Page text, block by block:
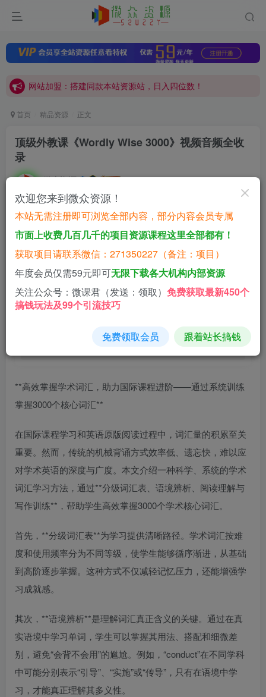
网站加盟：搭建同款本站资源站，日入四位数！
开通会员，无限下载各大机构内部资源，一站式草根创业基地，最新最强网赚教程大全，小投入，大回报！
网站加盟：搭建同款本站资源站，日入四位数！
首页 精品资源 正文
顶级外教课《Wordly Wise 3000》视频音频全收
录
微众资源
顶级核心词汇外教课《wordly wise 3000 (视频+音频) 》
此内容为付费资源，请付费后查看
微分 1.9微分 9.9
黄金会员免费
立即购买
已售 106
**高效掌握学术词汇，助力国际课程进阶——通过系统训练
掌握3000个核心词汇**
在国际课程学习和英语原版阅读过程中，词汇量的积累至关
重要。然而，传统的机械背诵方式效率低、遗忘快，难以应
对学术英语的深度与广度。本文介绍一种科学、系统的学术
词汇学习方法，通过**分级词汇表、语境辨析、阅读理解与
写作训练**，帮助学生高效掌握3000个学术核心词汇。
首先，**分级词汇表**为学习提供清晰路径。学术词汇按难
度和使用频率分为不同等级，使学生能够循序渐进，从基础
到高阶逐步掌握。这种方式不仅减轻记忆压力，还能增强学
习成就感。
其次，**语境辨析**是理解词汇真正含义的关键。通过在真
实语境中学习单词，学生可以掌握其用法、搭配和细微差
别，避免“会背不会用”的尴尬。例如，“conduct”在不同学科
中可能分别表示“引导”、“实施”或“传导”，只有在语境中学
习，才能真正理解其多义性。
欢迎您来到微众资源！
本站无需注册即可浏览全部内容，部分内容会员专属
市面上收费几百几千的项目资源课程这里全部都有！
获取项目请联系微信：271350227（备注：项目）
年度会员仅需59元即可无限下载各大机构内部资源
关注公众号：微课君（发送：领取） 免费获取最新450个
搞钱玩法及99个引流技巧
免费领取会员 跟着站长搞钱